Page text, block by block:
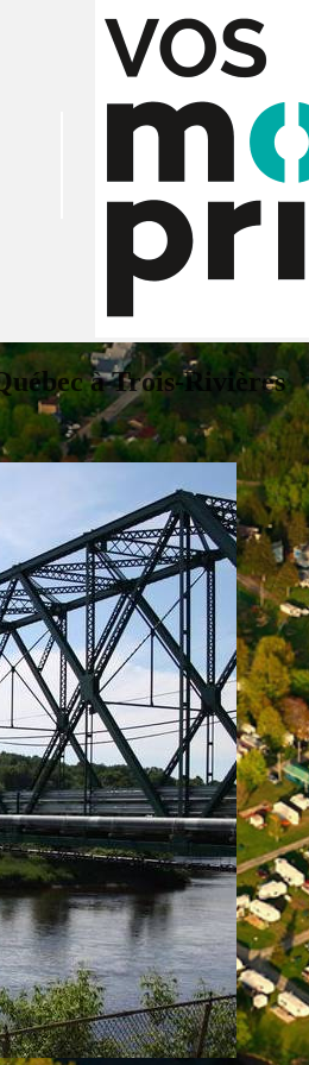
à Trois-Rivières